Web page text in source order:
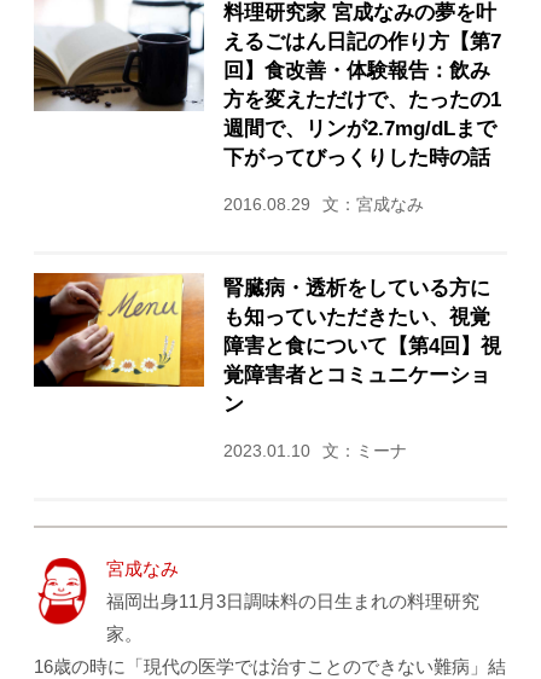
料理研究家 宮成なみの夢を叶
えるごはん日記の作り方【第7
回】食改善・体験報告：飲み
方を変えただけで、たったの1
週間で、リンが2.7mg/dLまで
下がってびっくりした時の話
2016.08.29 文：宮成なみ
腎臓病・透析をしている方に
も知っていただきたい、視覚
障害と食について【第4回】視
覚障害者とコミュニケーショ
ン
2023.01.10 文：ミーナ
宮成なみ
福岡出身11月3日調味料の日生まれの料理研究
家。
16歳の時に「現代の医学では治すことのできない難病」結